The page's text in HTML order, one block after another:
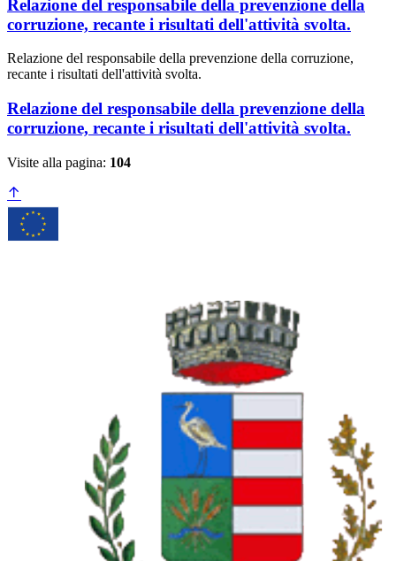
Relazione del responsabile della prevenzione della
corruzione, recante i risultati dell'attività svolta.
Relazione del responsabile della prevenzione della corruzione,
recante i risultati dell'attività svolta.
Relazione del responsabile della prevenzione della
corruzione, recante i risultati dell'attività svolta.
Visite alla pagina: 104